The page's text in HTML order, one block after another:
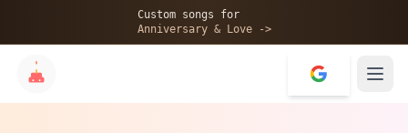
Custom songs for
Anniversary & Love ->